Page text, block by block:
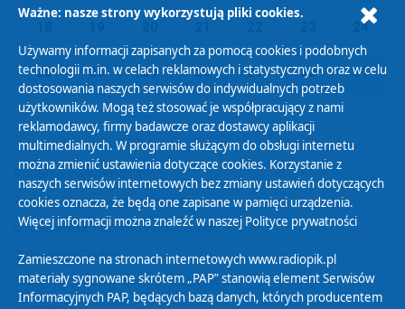
24
25 26 27 28 29 30 31
Polityka Prywatności
Zasady korzystania z Serwisu
Organizacje Pożytku Publicznego
Cyfryzacja DAB+
Polityka ochrony danych osobowych
Ważne: nasze strony wykorzystują pliki cookies.
Używamy informacji zapisanych za pomocą cookies i podobnych
technologii m.in. w celach reklamowych i statystycznych oraz w celu
dostosowania naszych serwisów do indywidualnych potrzeb
użytkowników. Mogą też stosować je współpracujący z nami
reklamodawcy, firmy badawcze oraz dostawcy aplikacji
multimedialnych. W programie służącym do obsługi internetu
można zmienić ustawienia dotyczące cookies. Korzystanie z
naszych serwisów internetowych bez zmiany ustawień dotyczących
cookies oznacza, że będą one zapisane w pamięci urządzenia.
Więcej informacji można znaleźć w naszej Polityce prywatności
Zamieszczone na stronach internetowych www.radiopik.pl
materiały sygnowane skrótem „PAP” stanowią element Serwisów
Informacyjnych PAP, będących bazą danych, których producentem